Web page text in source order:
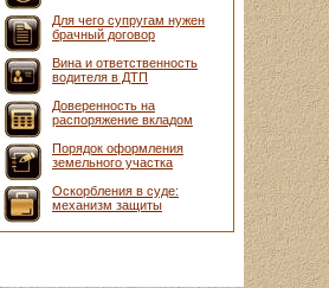
Для чего супругам нужен
брачный договор
Вина и ответственность
водителя в ДТП
Доверенность на
распоряжение вкладом
Порядок оформления
земельного участка
Оскорбления в суде:
механизм защиты